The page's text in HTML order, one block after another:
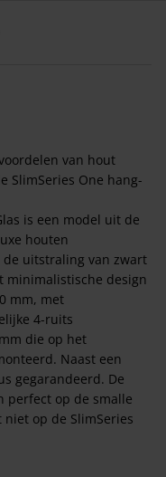
van hout
SlimSeries One hang-
is een model uit de
houten
uitstraling van zwart
minimalistische design
mm, met
4-ruits
die op het
Naast een
gegarandeerd. De
perfect op de smalle
op de SlimSeries
SSL 4007